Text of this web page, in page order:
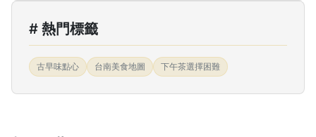
# 熱門標籤
古早味點心 台南美食地圖 下午茶選擇困難